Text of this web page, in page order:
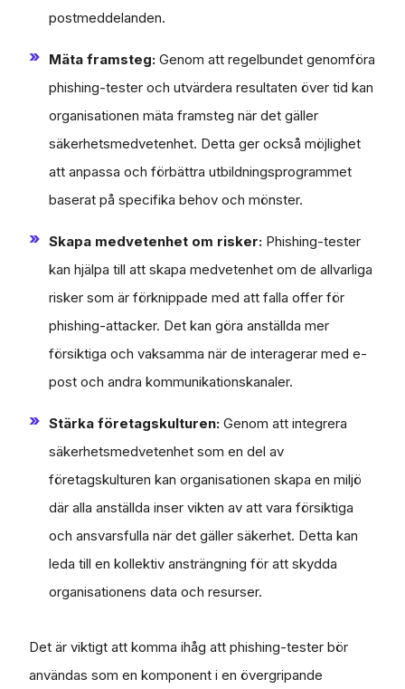
postmeddelanden.
Mäta framsteg: Genom att regelbundet genomföra
phishing-tester och utvärdera resultaten över tid kan
organisationen mäta framsteg när det gäller
säkerhetsmedvetenhet. Detta ger också möjlighet
att anpassa och förbättra utbildningsprogrammet
baserat på specifika behov och mönster.
Skapa medvetenhet om risker: Phishing-tester
kan hjälpa till att skapa medvetenhet om de allvarliga
risker som är förknippade med att falla offer för
phishing-attacker. Det kan göra anställda mer
försiktiga och vaksamma när de interagerar med e-
post och andra kommunikationskanaler.
Stärka företagskulturen: Genom att integrera
säkerhetsmedvetenhet som en del av
företagskulturen kan organisationen skapa en miljö
där alla anställda inser vikten av att vara försiktiga
och ansvarsfulla när det gäller säkerhet. Detta kan
leda till en kollektiv ansträngning för att skydda
organisationens data och resurser.
Det är viktigt att komma ihåg att phishing-tester bör
användas som en komponent i en övergripande